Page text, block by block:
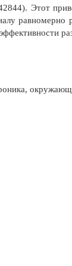
Этот
равномерно